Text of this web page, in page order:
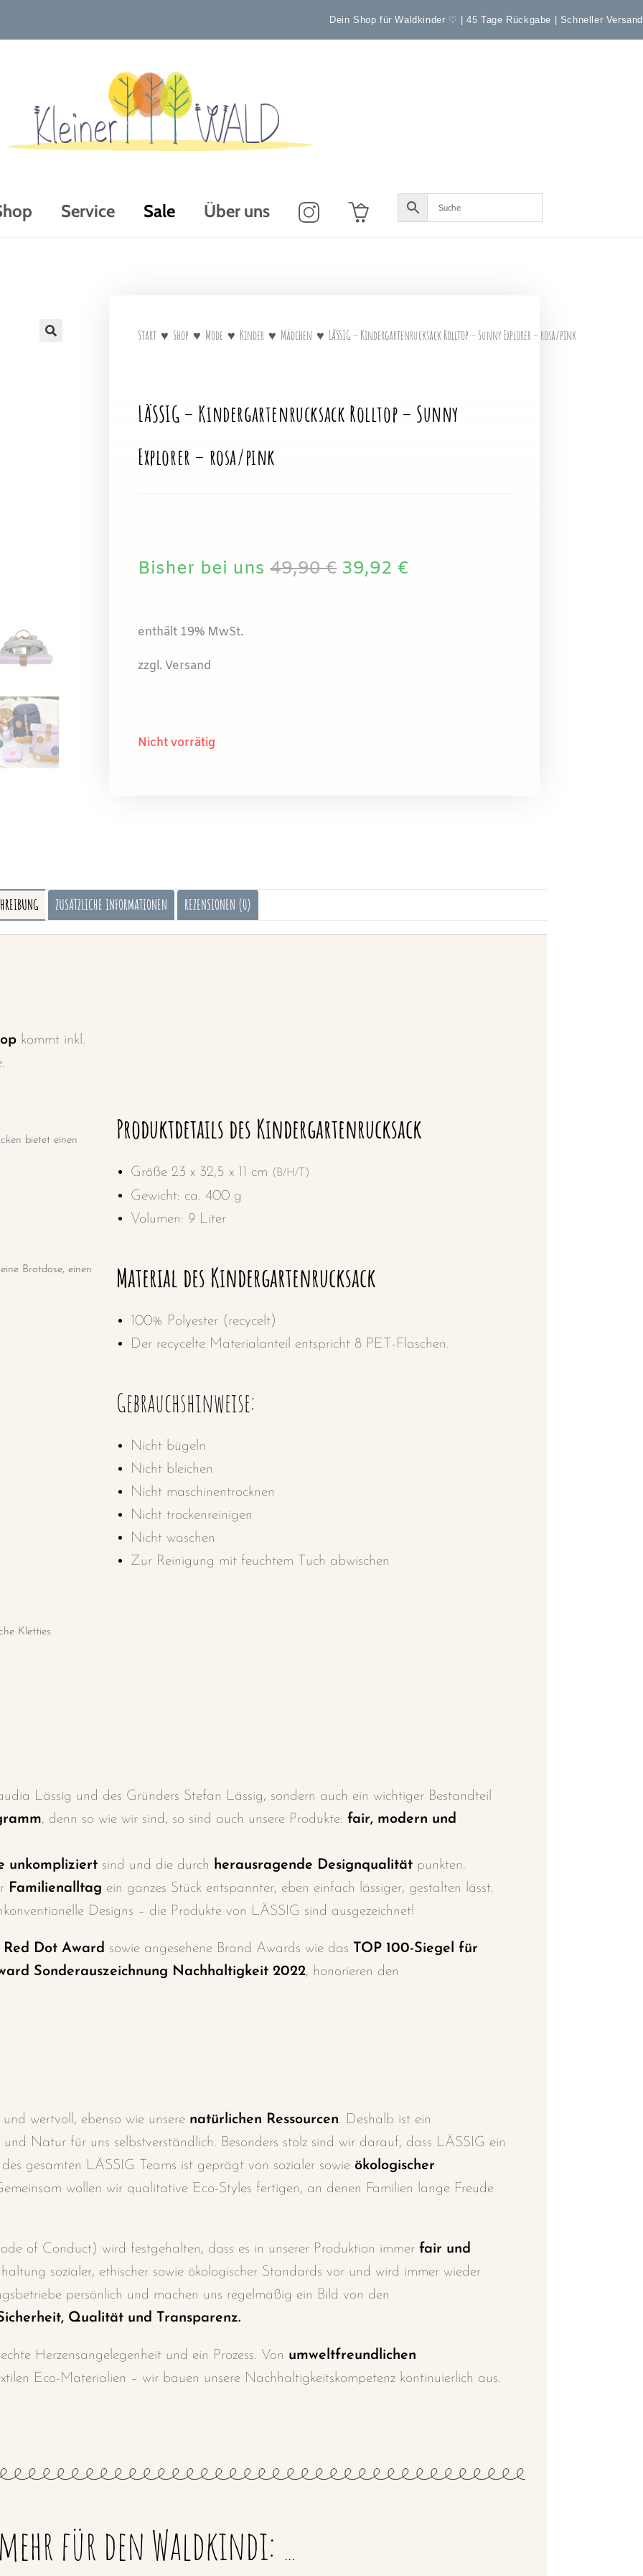
Dein Shop für Waldkinder ♡ | 45 Tage Rückgabe | Schneller Versand
Service Sale Über uns
Start ♥ Shop ♥ Mode ♥ Kinder ♥ Mädchen ♥ LÄSSIG – Kindergartenrucksack Rolltop – Sunny Explorer – rosa/pink
LÄSSIG – Kindergartenrucksack Rolltop – Sunny
Explorer – rosa/pink
Bisher bei uns 49,90€ 39,92 €
enthält 19% MwSt.
zzgl. Versand
Nicht vorrätig
ZUSÄTZLICHE INFORMATIONEN REZENSIONEN (0)
kommt inkl.
bietet einen
Brotdose, einen
Kletties.
Produktdetails des Kindergartenrucksack
Größe 23 x 32,5 x 11 cm (B/H/T)
Gewicht: ca. 400 g
Volumen: 9 Liter
Material des Kindergartenrucksack
100% Polyester (recycelt)
Der recycelte Materialanteil entspricht 8 PET-Flaschen.
Gebrauchshinweise:
Nicht bügeln
Nicht bleichen
Nicht maschinentrocknen
Nicht trockenreinigen
Nicht waschen
Zur Reinigung mit feuchtem Tuch abwischen
Lässig und des Gründers Stefan Lässig, sondern auch ein wichtiger Bestandteil
, denn so wie wir sind, so sind auch unsere Produkte: fair, modern und
unkompliziert sind und die durch herausragende Designqualität punkten.
Familienalltag ein ganzes Stück entspannter, eben einfach lässiger, gestalten lässt.
Designs – die Produkte von LÄSSIG sind ausgezeichnet!
Red Dot Award sowie angesehene Brand Awards wie das TOP 100-Siegel für
Sonderauszeichnung Nachhaltigkeit 2022, honorieren den
wertvoll, ebenso wie unsere natürlichen Ressourcen. Deshalb ist ein
und Natur für uns selbstverständlich. Besonders stolz sind wir darauf, dass LÄSSIG ein
gesamten LÄSSIG Teams ist geprägt von sozialer sowie ökologischer
wollen wir qualitative Eco-Styles fertigen, an denen Familien lange Freude
of Conduct) wird festgehalten, dass es in unserer Produktion immer fair und
sozialer, ethischer sowie ökologischer Standards vor und wird immer wieder
persönlich und machen uns regelmäßig ein Bild von den
Qualität und Transparenz.
echte Herzensangelegenheit und ein Prozess. Von umweltfreundlichen
Eco-Materialien – wir bauen unsere Nachhaltigkeitskompetenz kontinuierlich aus.
für den Waldkindi: ...